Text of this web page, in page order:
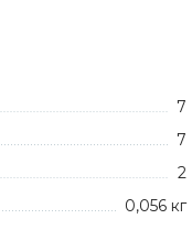
7
7
2
0,056 кг